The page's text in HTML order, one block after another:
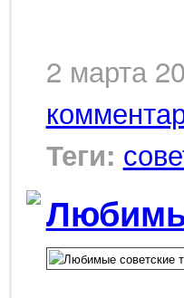
2 марта
Теги: